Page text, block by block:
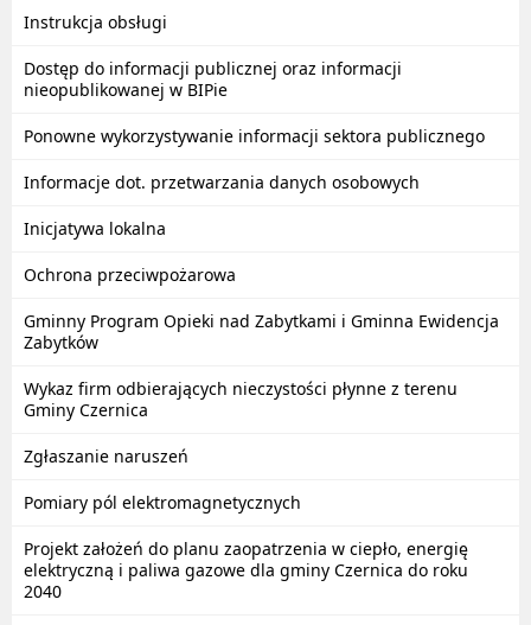
Instrukcja obsługi
Dostęp do informacji publicznej oraz informacji
nieopublikowanej w BIPie
Ponowne wykorzystywanie informacji sektora publicznego
Informacje dot. przetwarzania danych osobowych
Inicjatywa lokalna
Ochrona przeciwpożarowa
Gminny Program Opieki nad Zabytkami i Gminna Ewidencja
Zabytków
Wykaz firm odbierających nieczystości płynne z terenu
Gminy Czernica
Zgłaszanie naruszeń
Pomiary pól elektromagnetycznych
Projekt założeń do planu zaopatrzenia w ciepło, energię
elektryczną i paliwa gazowe dla gminy Czernica do roku
2040